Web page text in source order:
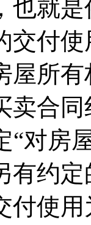
也就
交付
屋所
卖合
“对房
有约
付使